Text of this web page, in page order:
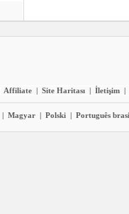
Affiliate | Site Haritası | İletişim |
| Magyar | Polski | Português